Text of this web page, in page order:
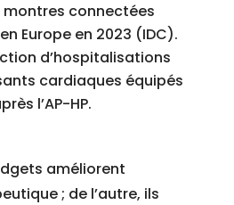
montres connectées
Europe en 2023 (IDC).
d’hospitalisations
cardiaques équipés
l’AP-HP.
améliorent
; de l’autre, ils